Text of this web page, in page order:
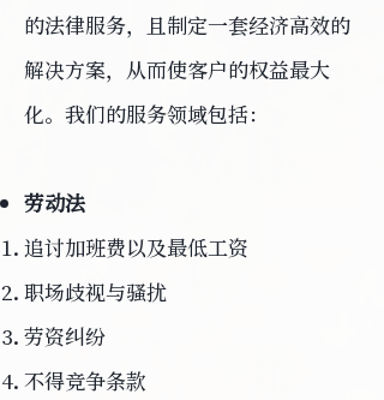
的法律服务，且制定一套经济高效的
解决方案，从而使客户的权益最大
化。 我们的服务领域包括：
劳动法
追讨加班费以及最低工资
职场歧视与骚扰
劳资纠纷
不得竞争条款